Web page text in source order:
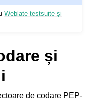
Weblate testsuite și
și
de codare PEP-